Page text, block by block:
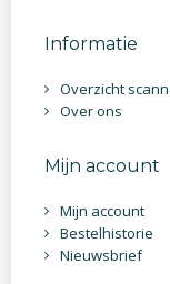
Informatie
Overzicht
Over ons
Mijn account
Mijn account
Bestelhistorie
Nieuwsbrief